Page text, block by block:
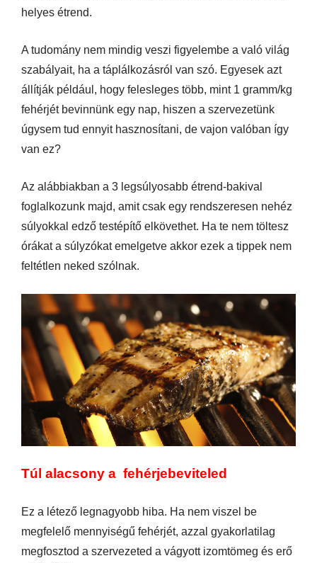
helyes étrend.
A tudomány nem mindig veszi figyelembe a való világ
szabályait, ha a táplálkozásról van szó. Egyesek azt
állítják például, hogy felesleges több, mint 1 gramm/kg
fehérjét bevinnünk egy nap, hiszen a szervezetünk
úgysem tud ennyit hasznosítani, de vajon valóban így
van ez?
Az alábbiakban a 3 legsúlyosabb étrend-bakival
foglalkozunk majd, amit csak egy rendszeresen nehéz
súlyokkal edző testépítő elkövethet. Ha te nem töltesz
órákat a súlyzókat emelgetve akkor ezek a tippek nem
feltétlen neked szólnak.
Túl alacsony a fehérjebeviteled
Ez a létező legnagyobb hiba. Ha nem viszel be
megfelelő mennyiségű fehérjét, azzal gyakorlatilag
megfosztod a szervezeted a vágyott izomtömeg és erő